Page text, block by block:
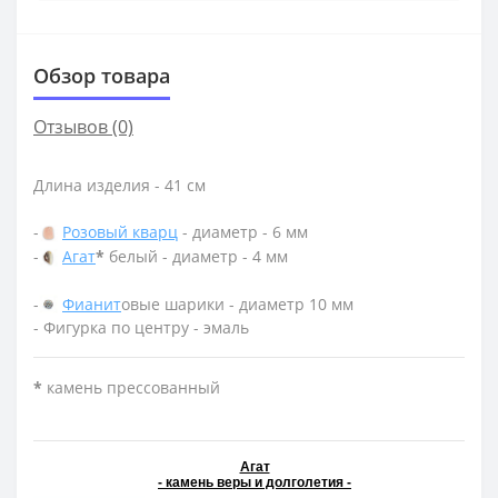
Обзор товара
Отзывов (0)
Длина изделия - 41 см
- Розовый кварц - диаметр - 6 мм
-
Агат* белый - диаметр - 4 мм
- Фианитовые шарики - диаметр 10 мм
- Фигурка по центру - эмаль
* камень прессованный
Агат
- камень веры и долголетия -